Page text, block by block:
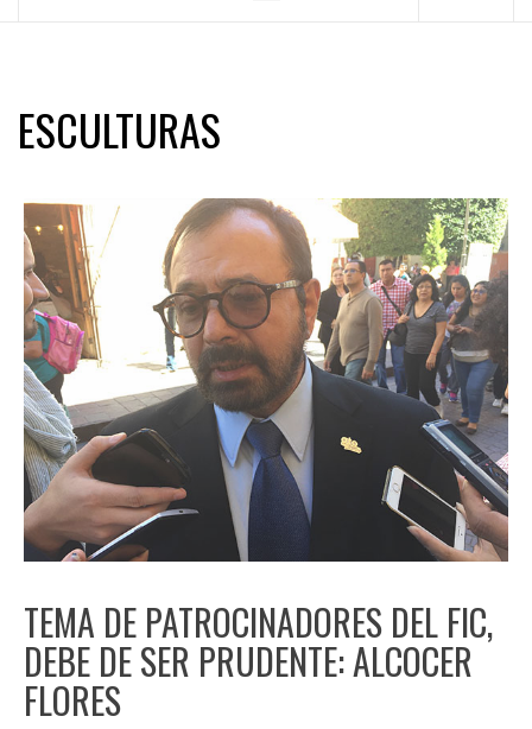
ESCULTURAS
TEMA DE PATROCINADORES DEL FIC,
DEBE DE SER PRUDENTE: ALCOCER
FLORES